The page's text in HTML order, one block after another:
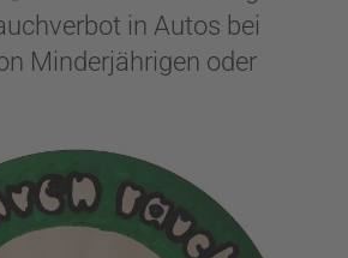
in Autos bei
Minderjährigen oder